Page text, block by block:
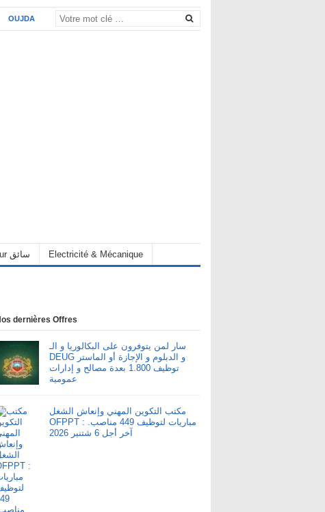
OUJDA
Chauffeur سائق Electricité & Mécanique
dernières Offres
سار لمن يتوفرون على البكالوريا و الـ
DEUG و الدبلوم و الإجازة أو الماستر
توظيف 1.800 بعدة مصالح و إدارات
عمومية
مكتب التكوين المهني وإنعاش الشغل
OFPPT : مباريات لتوظيف 449 مناصب.
آخر أجل 6 شتنبر 2026